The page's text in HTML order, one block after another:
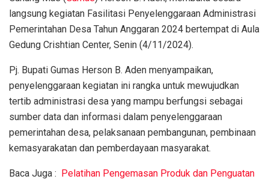
langsung kegiatan Fasilitasi Penyelenggaraan Administrasi
Pemerintahan Desa Tahun Anggaran 2024 bertempat di Aula
Gedung Crishtian Center, Senin (4/11/2024).
Pj. Bupati Gumas Herson B. Aden menyampaikan,
penyelenggaraan kegiatan ini rangka untuk mewujudkan
tertib administrasi desa yang mampu berfungsi sebagai
sumber data dan informasi dalam penyelenggaraan
pemerintahan desa, pelaksanaan pembangunan, pembinaan
kemasyarakatan dan pemberdayaan masyarakat.
Baca Juga : Pelatihan Pengemasan Produk dan Penguatan